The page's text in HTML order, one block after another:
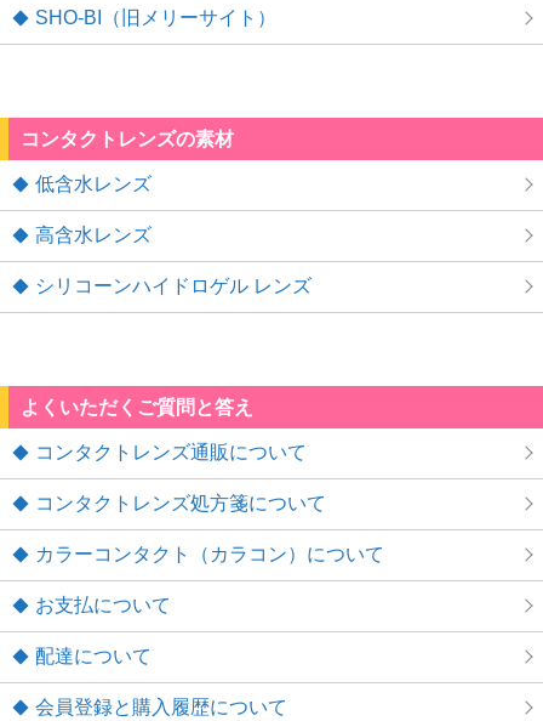
SHO-BI（旧メリーサイト）
コンタクトレンズの素材
低含水レンズ
高含水レンズ
シリコーンハイドロゲル レンズ
よくいただくご質問と答え
コンタクトレンズ通販について
コンタクトレンズ処方箋について
カラーコンタクト（カラコン）について
お支払について
配達について
会員登録と購入履歴について